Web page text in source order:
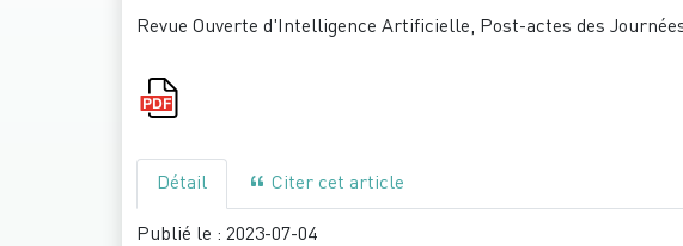
Revue Ouverte d'Intelligence Artificielle, Post-actes des
Détail Citer cet article
Publié le : 2023-07-04